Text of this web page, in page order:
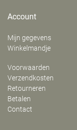
Account
Mijn gegevens
Winkelmandje
Voorwaarden
Verzendkosten
Retourneren
Betalen
Contact